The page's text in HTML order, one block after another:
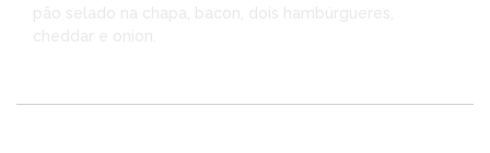
pão selado na chapa, bacon, dois hambúrgueres,
cheddar e onion.